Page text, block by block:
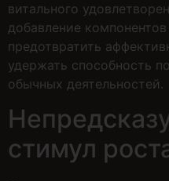
витального
добавление
предотвратить
удержать способность
обычных деятельностей.
стимул